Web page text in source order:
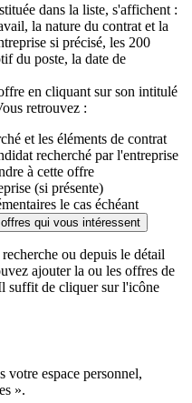
dans la liste, s'affichent :
la nature du contrat et la
si précisé, les 200
du poste, la date de
en cliquant sur son intitulé
retrouvez :
et les éléments de contrat
recherché par l'entreprise
à cette offre
(si présente)
le cas échéant
qui vous intéressent
ou depuis le détail
ajouter la ou les offres de
suffit de cliquer sur l'icône
votre espace personnel,
».